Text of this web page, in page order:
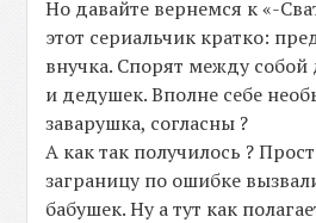
Но давайте вернемся к «-
этот сериальчик кратко:
внучка. Спорят между
и дедушек. Вполне себе
заварушка, согласны ?
А как так получилось ?
заграницу по ошибке
бабушек. Ну а тут как